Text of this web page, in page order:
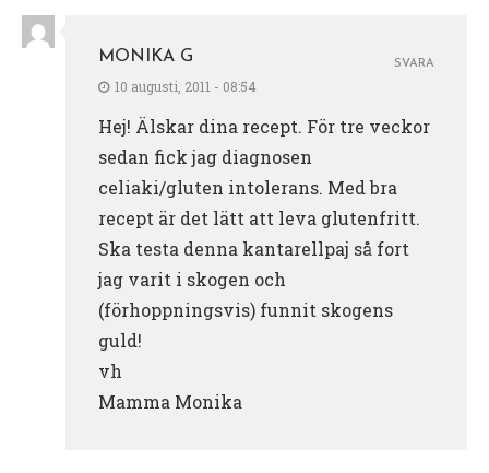
MONIKA G
10 augusti, 2011 - 08:54
Hej! Älskar dina recept. För tre veckor
sedan fick jag diagnosen
celiaki/gluten intolerans. Med bra
recept är det lätt att leva glutenfritt.
Ska testa denna kantarellpaj så fort
jag varit i skogen och
(förhoppningsvis) funnit skogens
guld!
vh
Mamma Monika
SVARA